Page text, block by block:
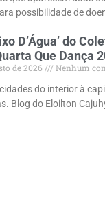
possibilidade de
D’Água’ do
Que Dança
de 2026
Nenhum
do interior à
Blog do Eloilton